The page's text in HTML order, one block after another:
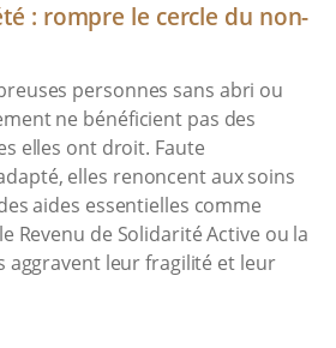
: rompre le cercle du non-
personnes sans abri ou
ne bénéficient pas des
elles ont droit. Faute
elles renoncent aux soins
aides essentielles comme
Revenu de Solidarité Active ou la
aggravent leur fragilité et leur